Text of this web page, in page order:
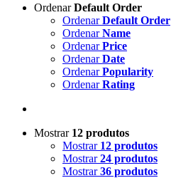
OrdenarDefault Order
OrdenarDefault Order
OrdenarName
OrdenarPrice
OrdenarDate
OrdenarPopularity
OrdenarRating
Mostrar 12 produtos
Mostrar 12 produtos
Mostrar24 produtos
Mostrar36 produtos